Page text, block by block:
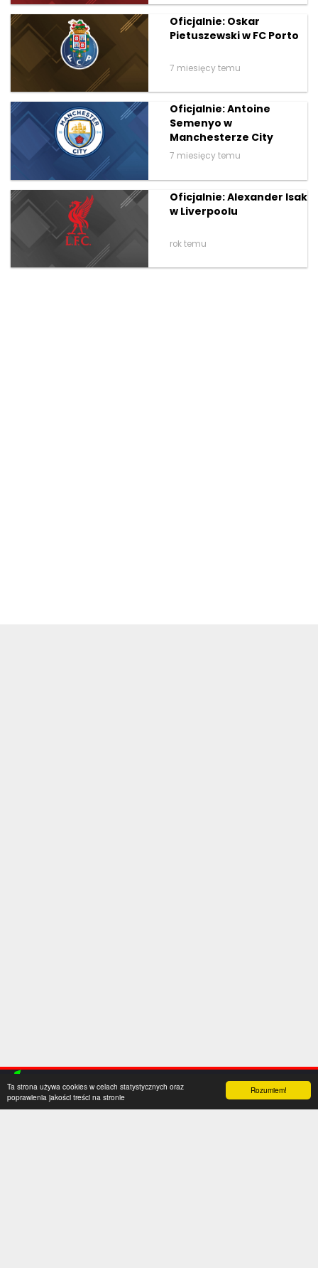
Rozumiem!
Ta strona używa cookies w celach statystycznych oraz
poprawienia jakości treści na stronie
Oficjalnie: Oskar
Pietuszewski w FC Porto
7 miesięcy temu
Oficjalnie: Antoine
Semenyo w
Manchesterze City
7 miesięcy temu
Oficjalnie: Alexander Isak
w Liverpoolu
rok temu